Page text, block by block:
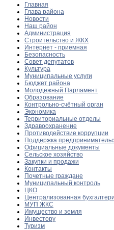
Главная
Глава района
Новости
Наш район
Администрация
Строительство и ЖКХ
Интернет - приемная
Безопасность
Совет депутатов
Культура
Муниципальные услуги
Бюджет района
Молодежный Парламент
Образование
Контрольно-счётный орган
Экономика
Территориальные отделы
Здравоохранение
Противодействие коррупции
Поддержка
Официальные документы
Сельское хозяйство
Закупки и продажи
Контакты
Почетные граждане
Муниципальный контроль
ЦКО
Централизованная
МУП ЖКС
Имущество и земля
Инвестору
Туризм